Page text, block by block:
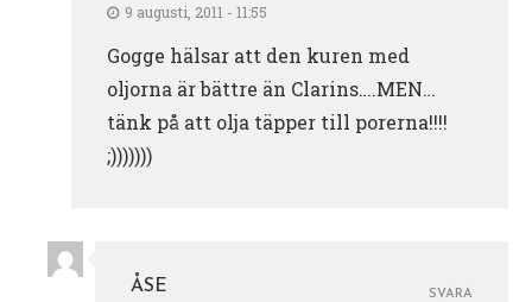
9 augusti, 2011 - 11:55
Gogge hälsar att den kuren med
oljorna är bättre än Clarins….MEN…
tänk på att olja täpper till porerna!!!!
;)))))))
ÅSE
SVARA